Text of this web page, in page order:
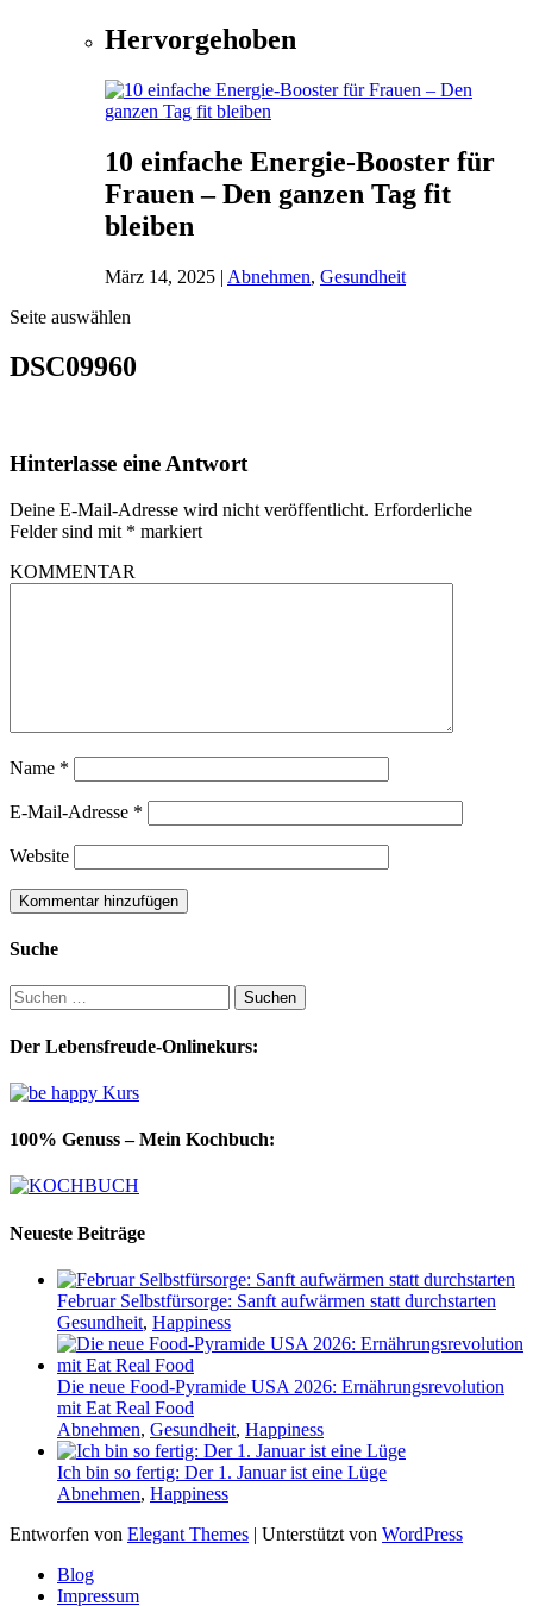
Hervorgehoben
10 einfache Energie-Booster für
Frauen – Den ganzen Tag fit
bleiben
März 14, 2025 | Abnehmen, Gesundheit
Seite auswählen
DSC09960
Hinterlasse eine Antwort
Deine E-Mail-Adresse wird nicht veröffentlicht. Erforderliche
Felder sind mit * markiert
KOMMENTAR
Name *
E-Mail-Adresse *
Website
Suche
Suchen
nach:
Der Lebensfreude-Onlinekurs:
100% Genuss – Mein Kochbuch:
Neueste Beiträge
Februar Selbstfürsorge: Sanft aufwärmen statt durchstarten
Gesundheit, Happiness
Die neue Food-Pyramide USA 2026: Ernährungsrevolution
mit Eat Real Food
Abnehmen, Gesundheit, Happiness
Ich bin so fertig: Der 1. Januar ist eine Lüge
Abnehmen, Happiness
Entworfen von Elegant Themes | Unterstützt von WordPress
Blog
Impressum